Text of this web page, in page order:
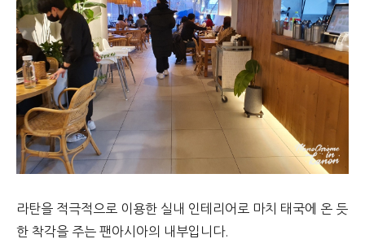
라탄을 적극적으로 이용한 실내 인테리어로 마치 태국에 온 듯
한 착각을 주는 팬아시아의 내부입니다.